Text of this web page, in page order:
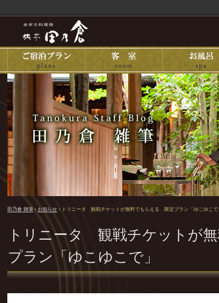
田乃倉 雑筆 › お知らせ › トリニータ 観戦チケットが無料でもらえる 限定プラン「ゆこゆこで
トリニータ 観戦チケットが
プラン「ゆこゆこで」